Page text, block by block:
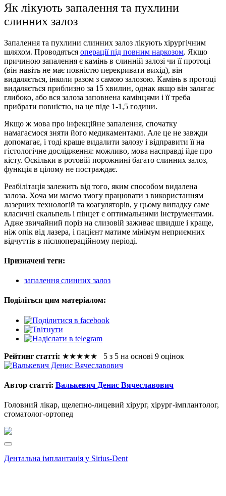
Як лікують запалення та пухлини
слинних залоз
Запалення та пухлини слинних залоз лікують хірургічним
шляхом. Проводяться операції під повним наркозом. Якщо
причиною запалення є камінь в слинній залозі чи її протоці
(він навіть не має повністю перекривати вихід), він
видаляється, інколи разом з самою залозою. Камінь в протоці
видаляється приблизно за 15 хвилин, однак якщо він залягає
глибоко, або вся залоза заповнена камінцями і її треба
прибрати повністю, на це піде 1-1,5 години.
Якщо ж мова про інфекційне запалення, спочатку
намагаємося зняти його медикаментами. Але це не завжди
допомагає, і тоді краще видалити залозу і відправити її на
гістологічне дослідження: можливо, мова насправді йде про
кісту. Оскільки в ротовій порожнині багато слинних залоз,
функція в цілому не постраждає.
Реабілітація залежить від того, яким способом видалена
залоза. Хоча ми маємо змогу працювати з використанням
лазерних технологій та коагуляторів, у цьому випадку саме
класичні скальпель і пінцет є оптимальними інструментами.
Адже звичайний поріз на слизовій заживає швидше і краще,
ніж опік від лазера, і пацієнт матиме мінімум неприємних
відчуттів в післяопераційному періоді.
Призначені теги:
запалення слинних залоз
Поділіться цим матеріалом:
Рейтинг статті: ★★★★★ 5 з 5 на основі 9 оцінок
Автор статті: Валькевич Денис Вячеславович
Головний лікар, щелепно-лицевий хірург, хірург-імплантолог,
стоматолог-ортопед
Дентальна імплантація у Sirius-Dent